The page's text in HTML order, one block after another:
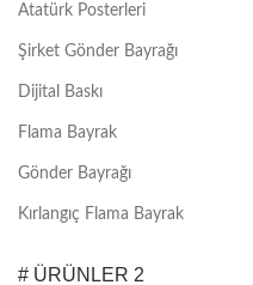
Atatürk Posterleri
Şirket Gönder Bayrağı
Dijital Baskı
Flama Bayrak
Gönder Bayrağı
Kırlangıç Flama Bayrak
# ÜRÜNLER 2